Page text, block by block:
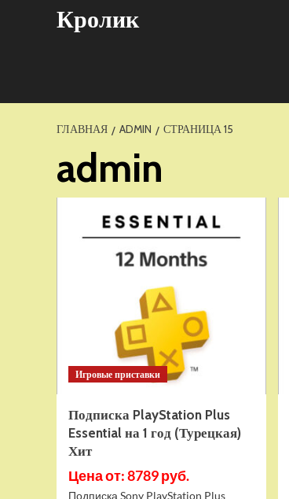
Кролик
ГЛАВНАЯ ADMIN СТРАНИЦА 15
admin
Игровые приставки
Подписка PlayStation Plus
Essential на 1 год (Турецкая)
Хит
Цена от: 8789 руб.
Подписка Sony PlayStation Plus